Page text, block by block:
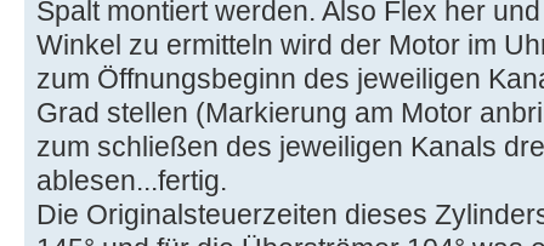
Spalt montiert werden. Also Flex her
Winkel zu ermitteln wird der Motor im
zum Öffnungsbeginn des jeweiligen
Grad stellen (Markierung am Motor
zum schließen des jeweiligen Kanals
ablesen...fertig.
Die Originalsteuerzeiten dieses